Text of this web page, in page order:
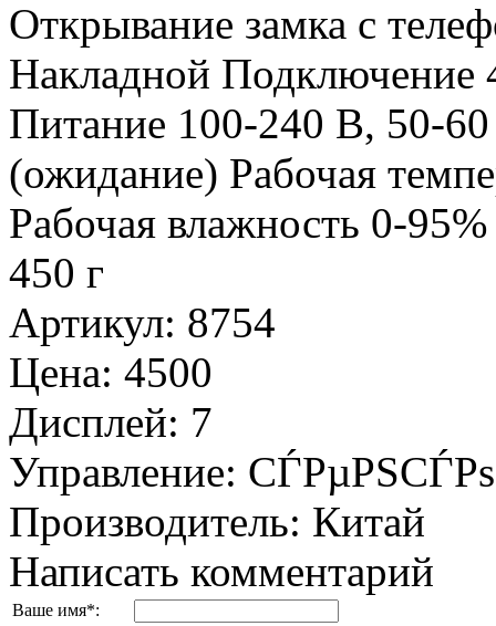
Открывание замка с
Накладной Подключение
Питание 100-240 В, 50-
(ожидание) Рабочая
Рабочая влажность 0-
450 г
Артикул: 8754
Цена: 4500
Дисплей: 7
Управление:
Производитель: Китай
Написать комментарий
Ваше имя*: